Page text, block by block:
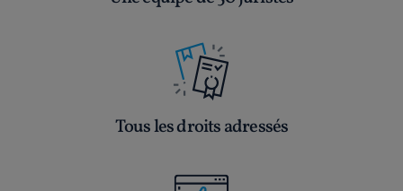
Tous les droits adressés